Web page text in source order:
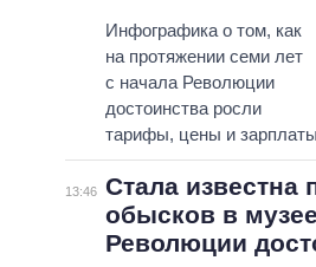
Инфографика о том, как
на протяжении семи лет
с начала Революции
достоинства росли
тарифы, цены и
13:46 Стала известна
обысков в музее
Революции